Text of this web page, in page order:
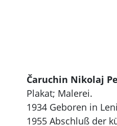
Čaruchin Nikolaj
Plakat; Malerei.
1934 Geboren in
1955 Abschluß der